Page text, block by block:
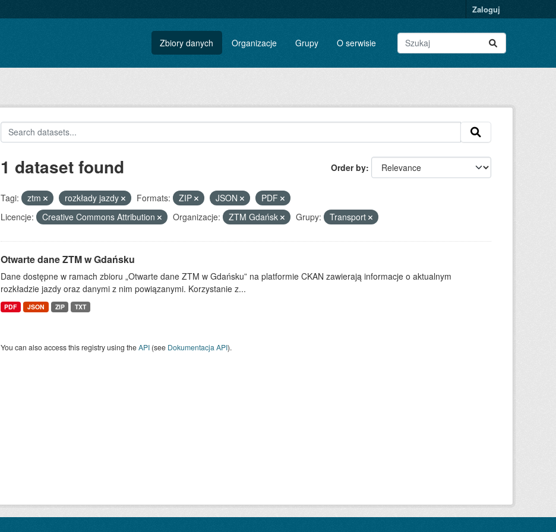
Zaloguj
Zbiory danych Organizacje Grupy O serwisie
Order by
1 dataset found
Tagi: ztm rozkłady jazdy Formats: ZIP JSON
PDF
Licencje:
Creative Commons Attribution Organizacje: ZTM Gdańsk Grupy: Transport
Otwarte dane ZTM w Gdańsku
Dane dostępne w ramach zbioru „Otwarte dane ZTM w Gdańsku” na platformie CKAN zawierają informacje o aktualnym
rozkładzie jazdy oraz danymi z nim powiązanymi. Korzystanie z...
PDF JSON ZIP TXT
You can also access this registry using theAPI(see Dokumentacja API).